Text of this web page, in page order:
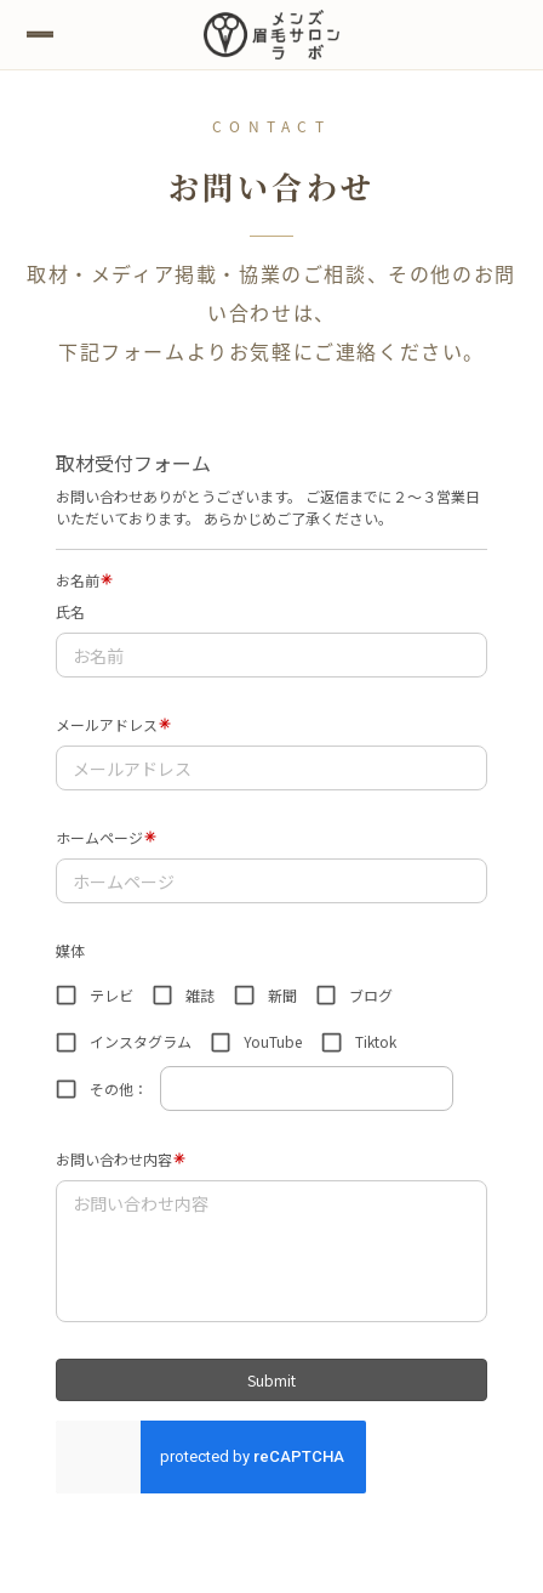
CONTACT
お問い合わせ
取材・メディア掲載・協業のご相談、その他のお問
い合わせは、
下記フォームよりお気軽にご連絡ください。